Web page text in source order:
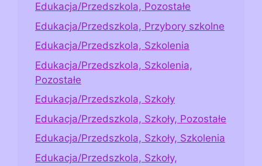
Edukacja/Przedszkola, Pozostałe
Edukacja/Przedszkola, Przybory szkolne
Edukacja/Przedszkola, Szkolenia
Edukacja/Przedszkola, Szkolenia,
Pozostałe
Edukacja/Przedszkola, Szkoły
Edukacja/Przedszkola, Szkoły, Pozostałe
Edukacja/Przedszkola, Szkoły, Szkolenia
Edukacja/Przedszkola, Szkoły,